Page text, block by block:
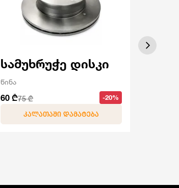
სამუხრუჭე დისკი
წინა
60 ₾75 ₾ -20%
ᲙᲐᲚᲐᲗᲐᲨᲘ ᲓᲐᲛᲐᲢᲔᲑᲐ